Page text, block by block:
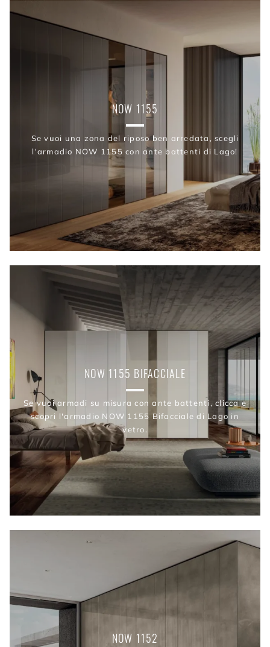
NOW 1155
Se vuoi una zona del riposo ben arredata, scegli
l'armadio NOW 1155 con ante battenti di Lago!
NOW 1155 BIFACCIALE
Se vuoi armadi su misura con ante battenti, clicca e
scopri l'armadio NOW 1155 Bifacciale di Lago in
vetro.
NOW 1152